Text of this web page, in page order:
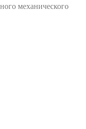
механического